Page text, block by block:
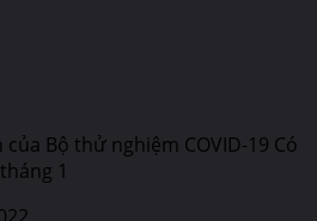
Bộ thử nghiệm COVID-19 Có
1